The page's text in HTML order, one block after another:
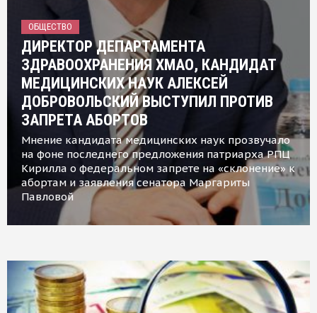
ОБЩЕСТВО
ДИРЕКТОР ДЕПАРТАМЕНТА
ЗДРАВООХРАНЕНИЯ ХМАО, КАНДИДАТ
МЕДИЦИНСКИХ НАУК АЛЕКСЕЙ
ДОБРОВОЛЬСКИЙ ВЫСТУПИЛ ПРОТИВ
ЗАПРЕТА АБОРТОВ
Мнение кандидата медицинских наук прозвучало
на фоне последнего предложения патриарха РПЦ
Кирилла о федеральном запрете на «склонение» к
абортам и заявления сенатора Маргариты
Павловой